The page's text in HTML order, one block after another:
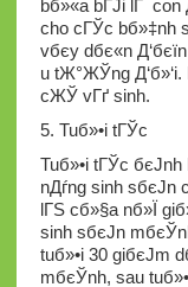
bб»«a bГЈi lГ con
cho cГЎc bб»‡nh
vбє­y dбє«n
u tЖ°ЖЎng
cЖЎ vГґ sinh.
5. Tuб»•i tГЎc
Tuб»•i tГЎc
nДѓng sinh sбєЈn
lГЅ cб»§a nб»Ї
sinh sбєЈn
tuб»•i 30 giбєЈm
mбєЎnh, sau